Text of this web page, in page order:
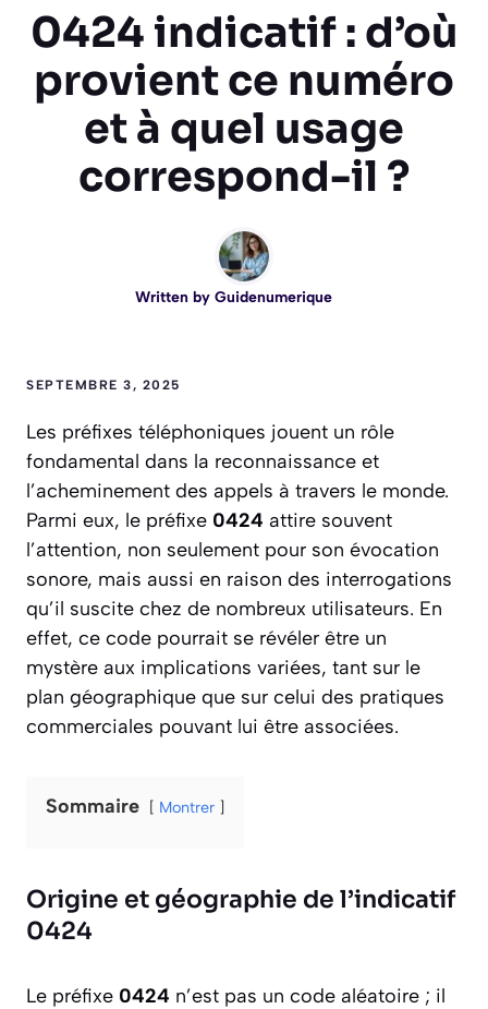
0424 indicatif : d’où
provient ce numéro
et à quel usage
correspond-il ?
Written by Guidenumerique
SEPTEMBRE 3, 2025
Les préfixes téléphoniques jouent un rôle
fondamental dans la reconnaissance et
l’acheminement des appels à travers le monde.
Parmi eux, le préfixe 0424 attire souvent
l’attention, non seulement pour son évocation
sonore, mais aussi en raison des interrogations
qu’il suscite chez de nombreux utilisateurs. En
effet, ce code pourrait se révéler être un
mystère aux implications variées, tant sur le
plan géographique que sur celui des pratiques
commerciales pouvant lui être associées.
Sommaire Montrer
Origine et géographie de l’indicatif
0424
Le préfixe 0424 n’est pas un code aléatoire ; il